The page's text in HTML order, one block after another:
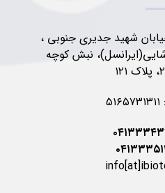
خیابان شهید جدیری جنوبی ،
نبش کوچه